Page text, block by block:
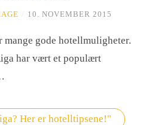
10. NOVEMBER 2015
mange gode hotellmuligheter.
har vært et populært
Her er hotelltipsene!"